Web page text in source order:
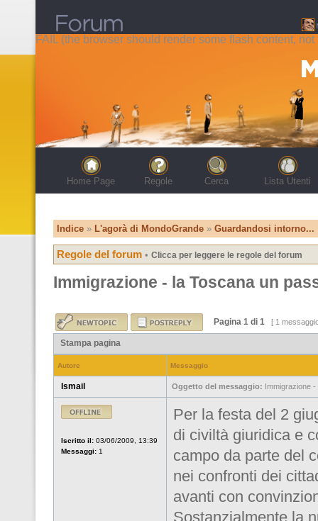
FAIL (the browser should render some flash content, not
Home Page Regole Cerca Lista Utenti
Indice » L'agorà di MondoGrande » Guardandosi intorno...
Regole del forum • Clicca per leggere le regole del forum
Immigrazione - la Toscana un
Pagina 1 di 1 [ 1
Stampa pagina
Autore Messaggio
Ismail Oggetto del messaggio: Immigrazione
Iscritto il: 03/06/2009, 13:39
Messaggi: 1
Per la festa del 2
di civiltà giuridica e
campo da parte del
nei confronti dei
avanti con
Sostanzialmente la